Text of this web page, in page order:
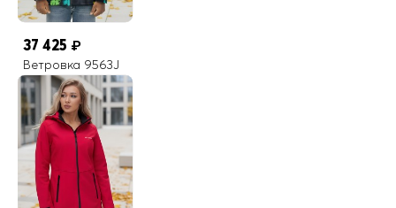
37 425 ₽
Ветровка 9563J